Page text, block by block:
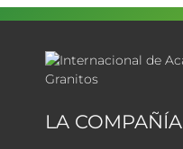
LA COMPAÑÍA